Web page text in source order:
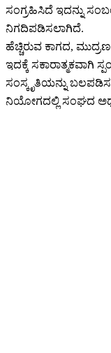
ಸಂಗ್ರಹಿಸಿದೆ ಇದನ್ನು
ನಿಗದಿಪಡಿಸಲಾಗಿದೆ.
ಹೆಚ್ಚಿರುವ ಕಾಗದ,
ಇದಕ್ಕೆ ಸಕಾರಾತ್ಮಕವಾಗಿ
ಸಂಸ್ಕೃತಿಯನ್ನು
ನಿಯೋಗದಲ್ಲಿ ಸಂಘದ